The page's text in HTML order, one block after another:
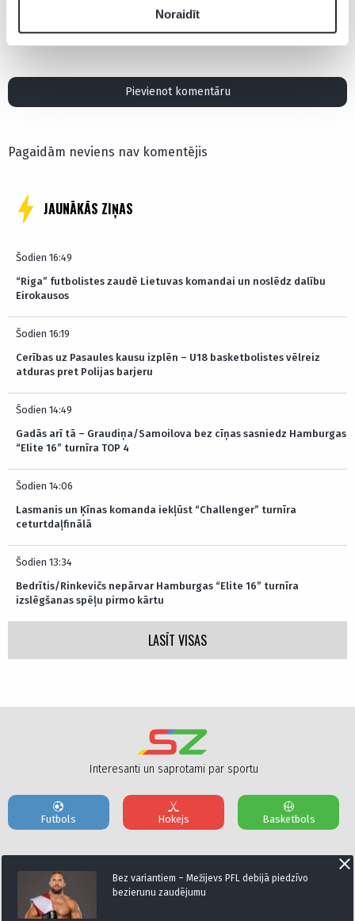
Noraidīt
SK Super Nova
Pievienot komentāru
Pagaidām neviens nav komentējis
JAUNĀKĀS ZIŅAS
Šodien 16:49
“Riga” futbolistes zaudē Lietuvas komandai un noslēdz dalību
Eirokausos
Šodien 16:19
Cerības uz Pasaules kausu izplēn – U18 basketbolistes vēlreiz
atduras pret Polijas barjeru
Šodien 14:49
Gadās arī tā – Graudiņa/Samoilova bez cīņas sasniedz Hamburgas
“Elite 16” turnīra TOP 4
Šodien 14:06
Lasmanis un Ķīnas komanda iekļūst “Challenger” turnīra
ceturtdaļfinālā
Šodien 13:34
Bedrītis/Rinkevičs nepārvar Hamburgas “Elite 16” turnīra
izslēgšanas spēļu pirmo kārtu
LASĪT VISAS
Bez variantiem – Mežijevs PFL debijā piedzīvo
bezierunu zaudējumu
Interesanti un saprotami par sportu
Futbols Hokejs Basketbols
Par mums Reklāmas Parametri Kontakti
Seko mums: